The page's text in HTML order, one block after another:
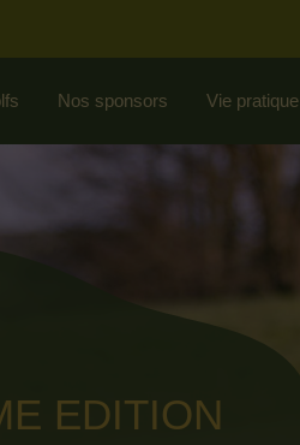
Nos sponsors Vie pratique
EDITION